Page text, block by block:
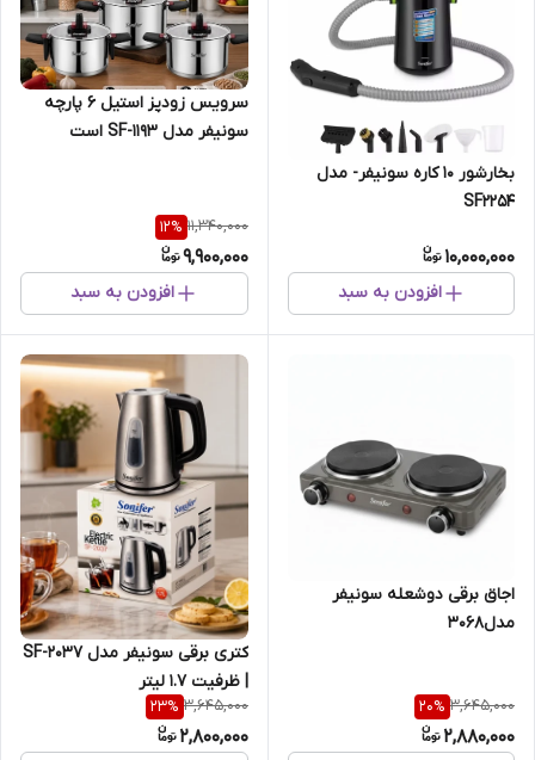
بخارشور 10 کاره سونیفر- مدل
SF2254
10,000,000
افزودن به سبد
سرویس زودپز استیل ۶ پارچه
سونیفر مدل SF-1193 است
11,340,000
12%
9,900,000
افزودن به سبد
اجاق برقی دوشعله سونیفر
مدل3068
3,645,000
20%
2,880,000
کتری برقی سونیفر مدل SF-2037
| ظرفیت ۱.۷ لیتر
3,645,000
23%
2,800,000